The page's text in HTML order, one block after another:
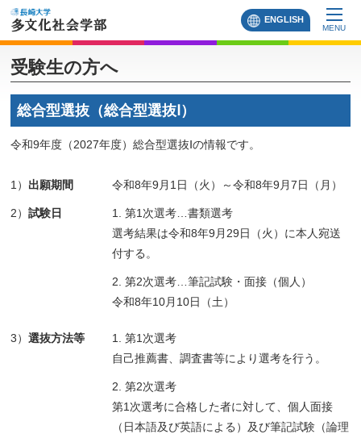
ENGLISH
MENU
受験生の方へ
総合型選抜（総合型選抜Ⅰ）
令和9年度（2027年度）総合型選抜Ⅰの情報です。
1） 出願期間 令和8年9月1日（火）～令和8年9月7日（月）
2）試験日
1. 第1次選考…書類選考
選考結果は令和8年9月29日（火）に本人宛送
付する。
2. 第2次選考…筆記試験・面接（個人）
令和8年10月10日（土）
3）選抜方法等
1. 第1次選考
自己推薦書、調査書等により選考を行う。
2. 第2次選考
第1次選考に合格した者に対して、個人面接
（日本語及び英語による）及び筆記試験（論理